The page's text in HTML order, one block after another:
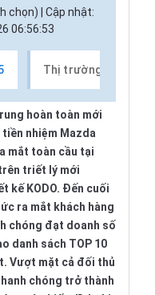
chọn) | Cập nhật:
06:56:53
Thị trường xe
hoàn toàn mới
nhiệm Mazda
mắt toàn cầu tại
triết lý mới
kế KODO. Đến cuối
ra mắt khách hàng
chóng đạt doanh số
danh sách TOP 10
Vượt mặt cả đối thủ
chóng trở thành